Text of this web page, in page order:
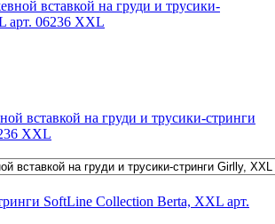
вставкой на груди и трусики-стринги
XXL